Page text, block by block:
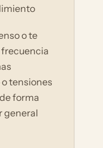
o te
tensiones
forma
general